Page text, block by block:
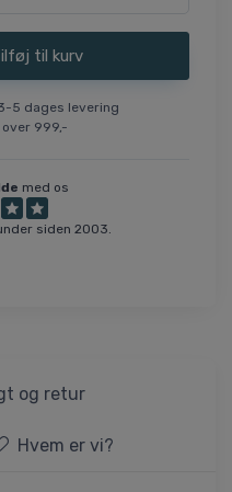
til kurv
5 dages levering
999,-
med os
siden 2003.
og retur
Hvem er vi?